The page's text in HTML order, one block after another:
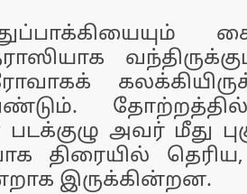
தோற்றத்தில்
அவர் மீது
திரையில்
இருக்கின்றன.